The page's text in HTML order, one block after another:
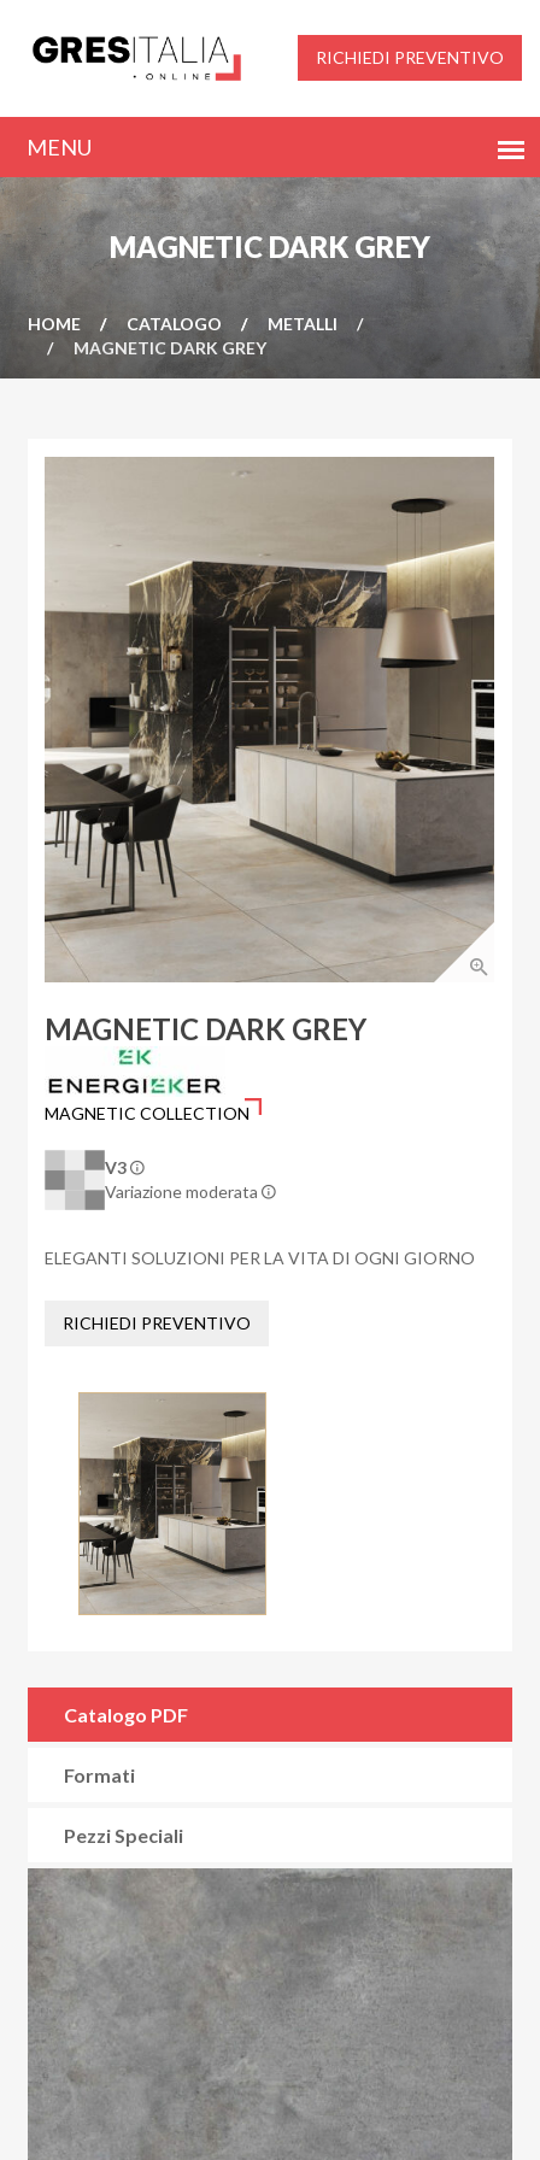
RICHIEDI PREVENTIVO
MAGNETIC DARK GREY
HOME CATALOGO
METALLI
MAGNETIC DARK GREY
MAGNETIC DARK GREY
MAGNETIC COLLECTION
V3
Variazione moderata
ELEGANTI SOLUZIONI PER LA VITA DI OGNI GIORNO
RICHIEDI PREVENTIVO
Catalogo PDF
Formati
Pezzi Speciali